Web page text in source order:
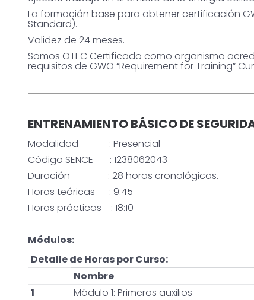
La formación base para obtener certificación
Standard).
Validez de 24 meses.
Somos OTEC Certificado como organismo
requisitos de GWO “Requirement for Training”
ENTRENAMIENTO BÁSICO DE
Modalidad : Presencial
Código SENCE : 1238062043
Duración : 28 horas cronológicas.
Horas teóricas : 9:45
Horas prácticas : 18:10
Módulos:
Detalle de Horas por Curso:
Nombre
1
Módulo 1: Primeros auxilios